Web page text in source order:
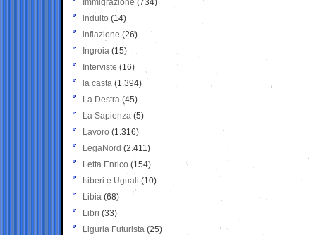
Immigrazione (734)
indulto (14)
inflazione (26)
Ingroia (15)
Interviste (16)
la casta (1.394)
La Destra (45)
La Sapienza (5)
Lavoro (1.316)
LegaNord (2.411)
Letta Enrico (154)
Liberi e Uguali (10)
Libia (68)
Libri (33)
Liguria Futurista (25)